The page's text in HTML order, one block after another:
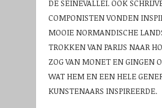
DE SEINEVALLEI. OOK
COMPONISTEN VONDEN
MOOIE NORMANDISCHE
TROKKEN VAN PARIJS NAAR
ZOG VAN MONET EN GINGEN
WAT HEM EN EEN HELE
KUNSTENAARS INSPIREERDE.